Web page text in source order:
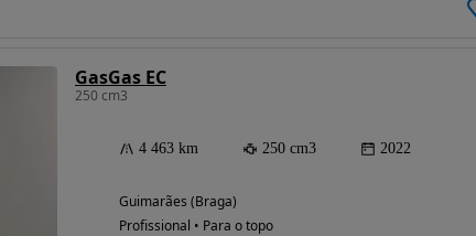
GasGas EC
250 cm3
4 463 km 250 cm3 2022
Guimarães (Braga)
Profissional • Para o topo